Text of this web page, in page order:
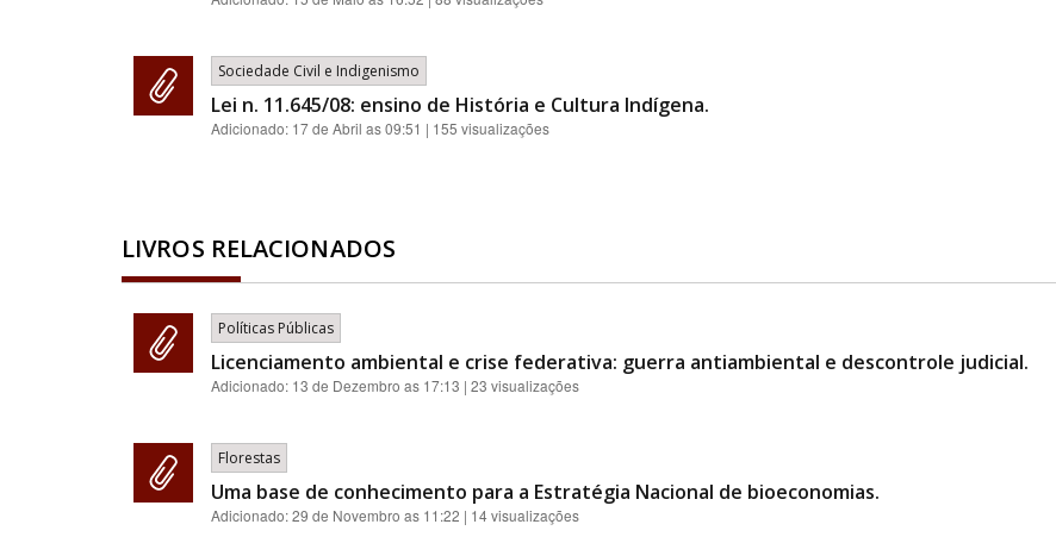
Sociedade Civil e Indigenismo
Lei n. 11.645/08: ensino de História e Cultura Indígena.
Adicionado: 17 de Abril as 09:51 | 155 visualizações
LIVROS RELACIONADOS
Políticas Públicas
Licenciamento ambiental e crise federativa: guerra antiambiental e descontrole judicial.
Adicionado: 13 de Dezembro as 17:13 | 23 visualizações
Florestas
Uma base de conhecimento para a Estratégia Nacional de bioeconomias.
Adicionado:29 de Novembro as 11:22 | 14 visualizações